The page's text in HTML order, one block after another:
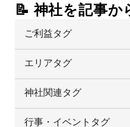
📝 神社を記事か
ご利益タグ
エリアタグ
神社関連タグ
行事・イベントタグ